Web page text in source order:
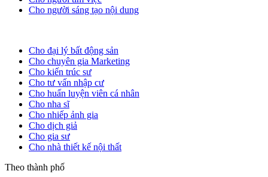
Cho người sáng tạo nội dung
Cho đại lý bất động sản
Cho chuyên gia Marketing
Cho kiến trúc sư
Cho tư vấn nhập cư
Cho huấn luyện viên cá nhân
Cho nha sĩ
Cho nhiếp ảnh gia
Cho dịch giả
Cho gia sư
Cho nhà thiết kế nội thất
Theo thành phố